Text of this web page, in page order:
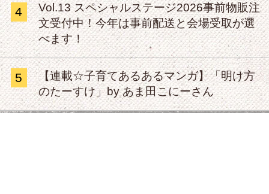
4
Vol.13 スペシャルステージ2026事前物販注
文受付中！今年は事前配送と会場受取が選
べます！
5
【連載☆子育てあるあるマンガ】「明け方
のたーすけ」by あま田こにーさん